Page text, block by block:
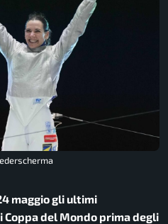
maggio gli ultimi
del Mondo prima degli